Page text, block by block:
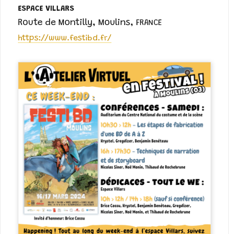
ESPACE VILLARS
Route de Montilly, Moulins, FRANCE
https://www.festibd.fr/